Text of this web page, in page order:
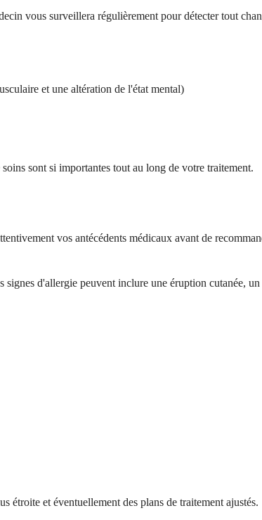
vous surveillera régulièrement pour détecter tout
et une altération de l'état mental)
sont si importantes tout au long de votre traitement.
vos antécédents médicaux avant de
d'allergie peuvent inclure une éruption cutanée,
étroite et éventuellement des plans de traitement ajustés.